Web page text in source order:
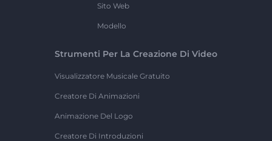
Sito Web
Modello
Strumenti Per La Creazione Di Video
Visualizzatore Musicale Gratuito
Creatore Di Animazioni
Animazione Del Logo
Creatore Di Introduzioni